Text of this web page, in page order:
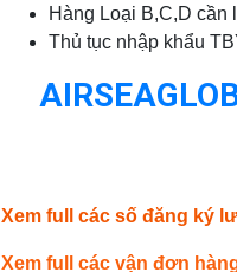
Hàng Loại B,C,D cần
Thủ tục nhập khẩu
Xem full các số đăng ký
Xem full các vận đơn